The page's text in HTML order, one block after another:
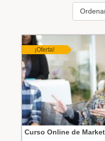
¡Oferta!
Curso Online de